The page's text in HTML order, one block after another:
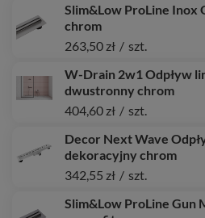
Slim&Low ProLine Inox
chrom
263,50 zł / szt.
W-Drain 2w1 Odpływ
dwustronny chrom
404,60 zł / szt.
Decor Next Wave
dekoracyjny chrom
342,55 zł / szt.
Slim&Low ProLine Gun